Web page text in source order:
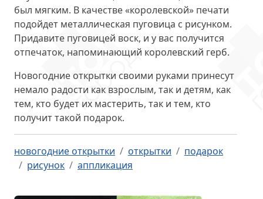
был мягким. В качестве «королевской» печати
подойдет металлическая пуговица с рисунком.
Придавите пуговицей воск, и у вас получится
отпечаток, напоминающий королевский герб.
Новогодние открытки своими руками принесут
немало радости как взрослым, так и детям, как
тем, кто будет их мастерить, так и тем, кто
получит такой подарок.
новогодние открытки открытки
подарок
рисунок
аппликация